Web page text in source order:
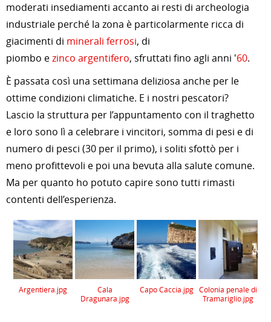
moderati insediamenti accanto ai resti di archeologia
industriale perché la zona è particolarmente ricca di
giacimenti di minerali ferrosi, di
piombo ezinco argentifero, sfruttati fino agli anni '60.
È passata così una settimana deliziosa anche per le
ottime condizioni climatiche. E i nostri pescatori?
Lascio la struttura per l’appuntamento con il traghetto
e loro sono lì a celebrare i vincitori, somma di pesi e di
numero di pesci (30 per il primo), i soliti sfottò per i
meno profittevoli e poi una bevuta alla salute comune.
Ma per quanto ho potuto capire sono tutti rimasti
contenti dell’esperienza.
Argentiera.jpg
Cala
Dragunara.jpg
Capo Caccia.jpg Colonia penale di
Tramariglio.jpg